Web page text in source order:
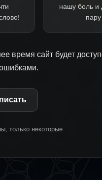
нашу боль и
время сайт будет
только некоторые